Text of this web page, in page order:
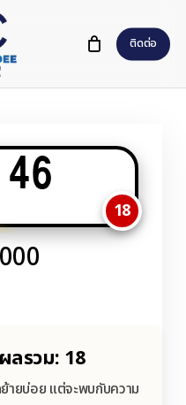
ติดต่อ
18
ลรวม: 18
ายบ่อย แต่จะพบกับความ